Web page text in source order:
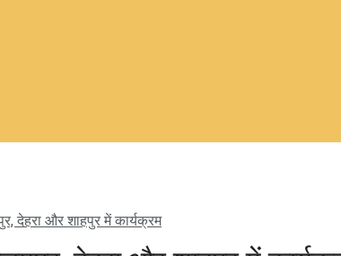
देहरा और शाहपुर में कार्यक्रम